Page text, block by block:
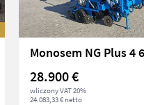
Monosem NG Plus 4
28.900 €
wliczony VAT 20%
24.083,33 € netto